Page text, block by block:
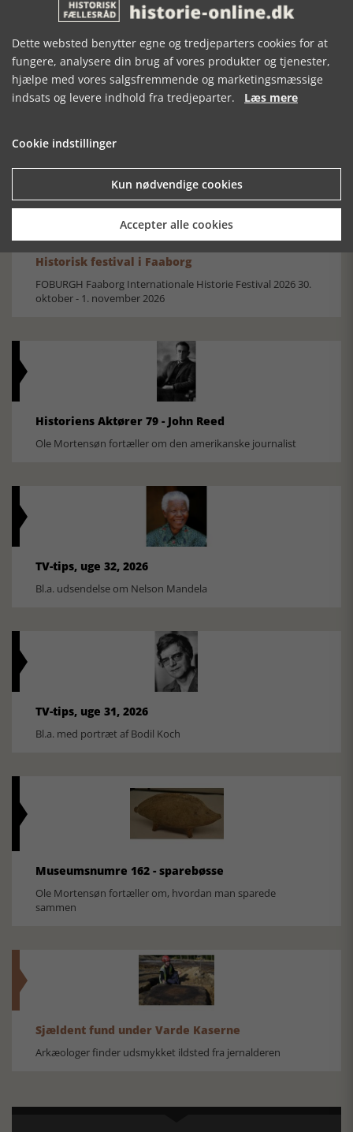
Mosefolket
Historisk festival i Faaborg
FOBURGH Faaborg Internationale Historie Festival 2026 30.
oktober - 1. november 2026
Historiens Aktører 79 - John Reed
Ole Mortensøn fortæller om den amerikanske journalist
TV-tips, uge 32, 2026
Bl.a. udsendelse om Nelson Mandela
TV-tips, uge 31, 2026
Bl.a. med portræt af Bodil Koch
Museumsnumre 162 - sparebøsse
Ole Mortensøn fortæller om, hvordan man sparede
sammen
Sjældent fund under Varde Kaserne
Arkæologer finder udsmykket ildsted fra jernalderen
Dette websted benytter egne og tredjeparters cookies for at
fungere, analysere din brug af vores produkter og tjenester,
hjælpe med vores salgsfremmende og marketingsmæssige
indsats og levere indhold fra tredjeparter. Læs mere
Cookie indstillinger
Kun nødvendige cookies
Accepter alle cookies